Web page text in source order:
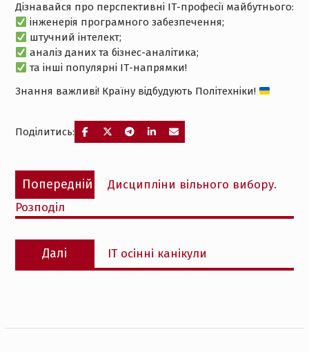
Дізнавайся про перспективні ІТ-професії майбутнього:
інженерія програмного забезпечення;
штучний інтелект;
аналіз даних та бізнес-аналітика;
та інші популярні ІТ-напрямки!
Знання важливі! Країну відбудують Політехніки!
Поділитись:
Навігація
записів
Попередній
Попередній
запис:
Дисципліни вільного вибору.
Розподіл
Далі
Наступний
ІТ осінні канікули